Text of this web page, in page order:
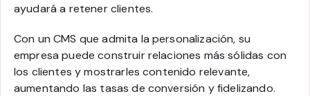
ayudará a retener clientes.
Con un CMS que admita la personalización, su
empresa puede construir relaciones más sólidas con
los clientes y mostrarles contenido relevante,
aumentando las tasas de conversión y fidelizando.